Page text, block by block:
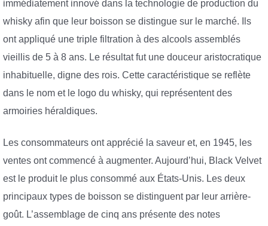
immédiatement innové dans la technologie de production du
whisky afin que leur boisson se distingue sur le marché. Ils
ont appliqué une triple filtration à des alcools assemblés
vieillis de 5 à 8 ans. Le résultat fut une douceur aristocratique
inhabituelle, digne des rois. Cette caractéristique se reflète
dans le nom et le logo du whisky, qui représentent des
armoiries héraldiques.
Les consommateurs ont apprécié la saveur et, en 1945, les
ventes ont commencé à augmenter. Aujourd’hui, Black Velvet
est le produit le plus consommé aux États-Unis. Les deux
principaux types de boisson se distinguent par leur arrière-
goût. L’assemblage de cinq ans présente des notes